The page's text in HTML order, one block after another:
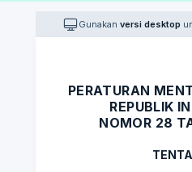
Gunakan versi desktop
PERATURAN
REPUBLIK
NOMOR 28